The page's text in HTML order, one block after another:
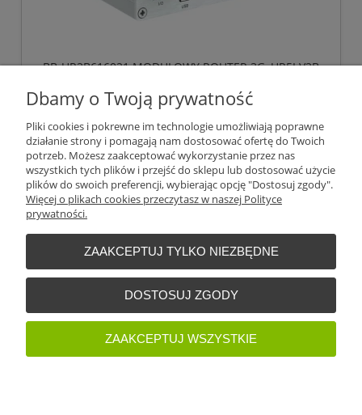
BB-UR2B616021 MODUŁOWY ROUTER 3G, UR5I V2B
1 827,47 zł
bez 23% VAT i kosztów dostawy
Cena (EUR):425,17 €
do koszyka
Warunki zakupów
Moje konto
Informacje o sklepie
Dbamy o Twoją prywatność
Pliki cookies i pokrewne im technologie umożliwiają poprawne
działanie strony i pomagają nam dostosować ofertę do Twoich
potrzeb. Możesz zaakceptować wykorzystanie przez nas
wszystkich tych plików i przejść do sklepu lub dostosować użycie
plików do swoich preferencji, wybierając opcję "Dostosuj zgody".
Więcej o plikach cookies przeczytasz w naszej Polityce
prywatności.
ZAAKCEPTUJ TYLKO NIEZBĘDNE
DOSTOSUJ ZGODY
ZAAKCEPTUJ WSZYSTKIE